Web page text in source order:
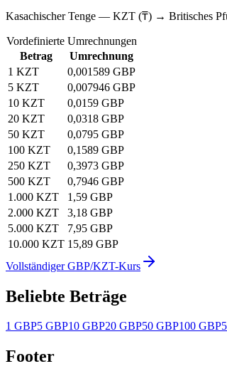
Kasachischer Tenge — KZT (₸) → Britisches
Vordefinierte Umrechnungen
Betrag
Umrechnung
1 KZT
0,001589 GBP
5 KZT
0,007946 GBP
10 KZT
0,0159 GBP
20 KZT
0,0318 GBP
50 KZT
0,0795 GBP
100 KZT
0,1589 GBP
250 KZT
0,3973 GBP
500 KZT
0,7946 GBP
1.000 KZT
1,59 GBP
2.000 KZT
3,18 GBP
5.000 KZT
7,95 GBP
10.000 KZT 15,89 GBP
Vollständiger GBP/KZT-Kurs
Beliebte Beträge
1 GBP5 GBP10 GBP20 GBP50 GBP100 GBP
Footer